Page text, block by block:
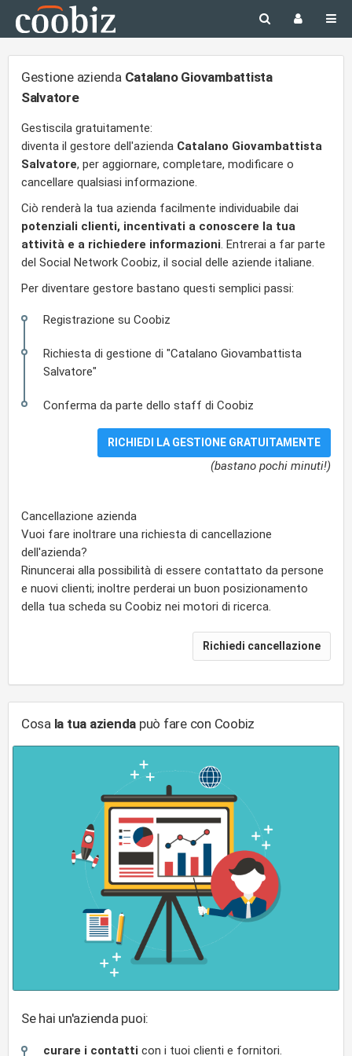
Gestione azienda Catalano Giovambattista
Salvatore
Gestiscila gratuitamente:
diventa il gestore dell'azienda Catalano Giovambattista
Salvatore, per aggiornare, completare, modificare o
cancellare qualsiasi informazione.
Ciò renderà la tua azienda facilmente individuabile dai
potenziali clienti, incentivati a conoscere la tua
attività e a richiedere informazioni. Entrerai a far parte
del Social Network Coobiz, il social delle aziende italiane.
Per diventare gestore bastano questi semplici passi:
Registrazione su Coobiz
Richiesta di gestione di "Catalano Giovambattista
Salvatore"
Conferma da parte dello staff di Coobiz
(bastano pochi minuti!)
Cancellazione azienda
Vuoi fare inoltrare una richiesta di cancellazione
dell'azienda?
Rinuncerai alla possibilità di essere contattato da persone
e nuovi clienti; inoltre perderai un buon posizionamento
della tua scheda su Coobiz nei motori di ricerca.
Cosa la tua azienda può fare con Coobiz
Se hai un'azienda puoi:
curare i contatti con i tuoi clienti e fornitori.